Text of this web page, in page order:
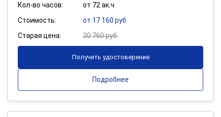
Кол-во часов:
от 72 ак.ч
Стоимость:
от 17 160 руб.
Старая цена:
20 760 руб.
Получить удостоверение
Подробнее